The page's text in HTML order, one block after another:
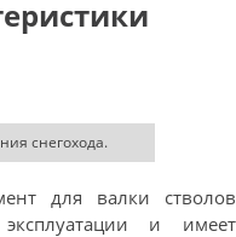
снегохода.
для валки стволов
и имеет